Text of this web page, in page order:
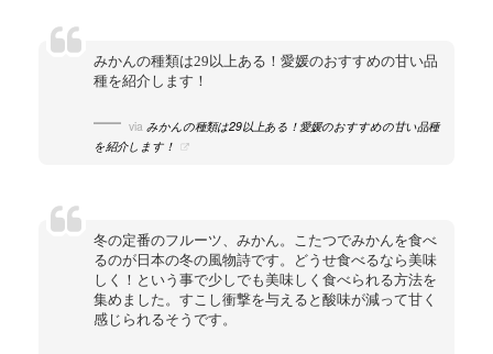
みかんの種類は29以上ある！愛媛のおすすめの甘い品
種を紹介します！
via みかんの種類は29以上ある！愛媛のおすすめの甘い品種
を紹介します！
冬の定番のフルーツ、みかん。こたつでみかんを食べ
るのが日本の冬の風物詩です。どうせ食べるなら美味
しく！という事で少しでも美味しく食べられる方法を
集めました。すこし衝撃を与えると酸味が減って甘く
感じられるそうです。